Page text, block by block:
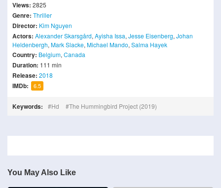
Views: 2825
Genre: Thriller
Director: Kim Nguyen
Actors: Alexander Skarsgård, Ayisha Issa, Jesse Eisenberg, Johan
Heldenbergh, Mark Slacke, Michael Mando, Salma Hayek
Country: Belgium, Canada
Duration: 111 min
Release: 2018
IMDb: 6.5
Keywords: Hd The Hummingbird Project (2019)
You May Also Like